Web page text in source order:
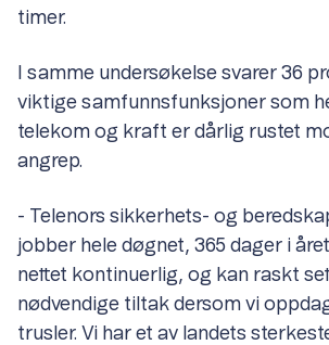
timer.
I samme undersøkelse svarer 36
viktige samfunnsfunksjoner som
telekom og kraft er dårlig rustet
angrep.
- Telenors sikkerhets- og
jobber hele døgnet, 365 dager i
nettet kontinuerlig, og kan raskt
nødvendige tiltak dersom vi
trusler. Vi har et av landets